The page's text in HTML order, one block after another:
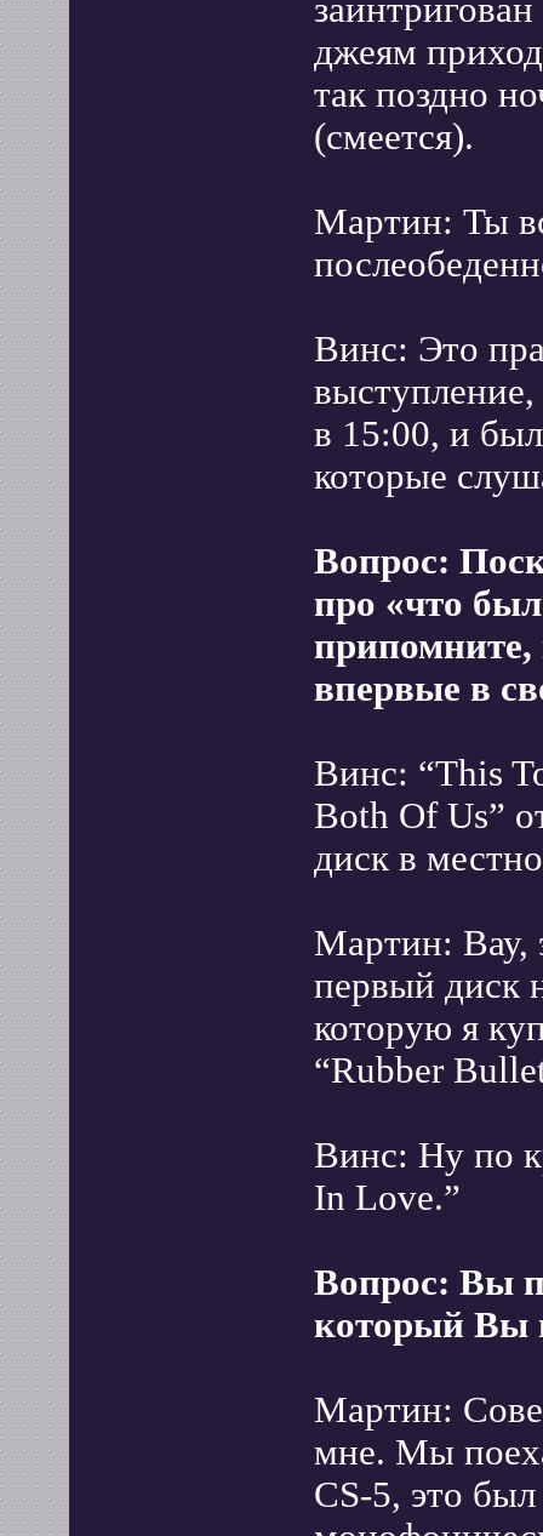
джеям
так поздно
(смеется).
Мартин: Ты
Винс: Это
выступление,
в 15:00, и
которые
Вопрос:
про «что
впервые в
Винс: “This
Both Of Us”
диск в
Мартин: Вау,
первый диск
которую я
“Rubber
Винс: Ну по
In Love.”
Вопрос: Вы
который Вы
Мартин:
мне. Мы
CS-5, это